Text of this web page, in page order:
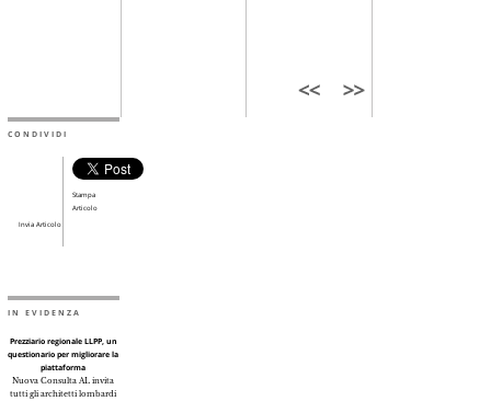
CONDIVIDI
Stampa
Articolo
Invia Articolo
IN EVIDENZA
Prezziario regionale LLPP, un
questionario per migliorare la
piattaforma
Nuova Consulta AL invita
tutti gli architetti lombardi